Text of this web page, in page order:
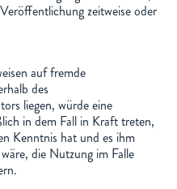
zeitweise oder
auf fremde
des
liegen, würde eine
in dem Fall in Kraft treten,
Kenntnis hat und es ihm
die Nutzung im Falle